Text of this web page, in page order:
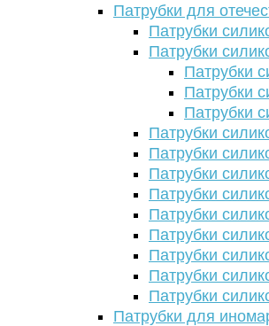
Патрубки для
Патрубки
Патрубки
Патрубки
Патрубки
Патрубки
Патрубки
Патрубки
Патрубки
Патрубки
Патрубки
Патрубки
Патрубки
Патрубки
Патрубки
Патрубки для